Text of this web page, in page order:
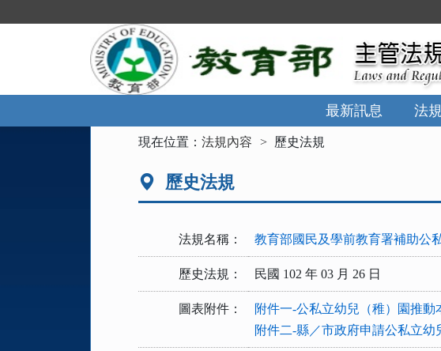
到
最新訊息 法
現在位置：法規內容 歷史法規
歷史法規
法規名稱： 教育部國民及學前教育署補助公
歷史法規： 民國 102 年 03 月 26 日
圖表附件：
附件一-公私立幼兒（稚）園推動
附件二-縣／市政府申請公私立